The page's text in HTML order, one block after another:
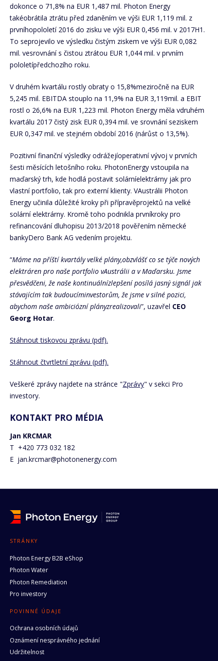
dokonce o 71,8% na EUR 1,487 mil. Photon Energy
takéobrátila ztrátu před zdaněním ve výši EUR 1,119 mil. z
prvníhopololetí 2016 do zisku ve výši EUR 0,456 mil. v 2017H1.
To seprojevilo ve výsledku čistým ziskem ve výši EUR 0,082
mil. vesrovnání s čistou ztrátou EUR 1,044 mil. v prvním
pololetípředchozího roku.
V druhém kvartálu rostly obraty o 15,8%meziročně na EUR
5,245 mil. EBITDA stouplo na 11,9% na EUR 3,119mil. a EBIT
rostl o 26,6% na EUR 1,223 mil. Photon Energy měla vdruhém
kvartálu 2017 čistý zisk EUR 0,394 mil. ve srovnání seziskem
EUR 0,347 mil. ve stejném období 2016 (nárůst o 13,5%).
Pozitivní finanční výsledky odrážejíoperativní vývoj v prvních
šesti měsících letošního roku. PhotonEnergy vstoupila na
maďarský trh, kde hodlá postavit solárníelektrárny jak pro
vlastní portfolio, tak pro externí klienty. VAustrálii Photon
Energy učinila důležité kroky při přípravěprojektů na velké
solární elektrárny. Kromě toho podnikla prvníkroky pro
refinancování dluhopisu 2013/2018 pověřením německé
bankyDero Bank AG vedením projektu.
“Máme na příští kvartály velké plány,obzvlášť co se týče nových
elektráren pro naše portfolio vAustrálii a v Maďarsku. Jsme
přesvědčeni, že naše kontinuálnízlepšení posílá jasný signál jak
stávajícím tak budoucíminvestorům, že jsme v silné pozici,
abychom naše ambiciózní plányzrealizovali”, uzavřel CEO
Georg Hotar.
Stáhnout tiskovou zprávu (pdf).
Stáhnout čtvrtletní zprávu (pdf).
Veškeré zprávy najdete na stránce "Zprávy" v sekci Pro
investory.
KONTAKT PRO MÉDIA
Jan KRCMAR
T +420 773 032 182
E jan.krcmar@photonenergy.com
STRÁNKY
Photon Energy B2B eShop
Photon Water
Photon Remediation
Pro investory
POVINNÉ ÚDAJE
Ochrana osobních údajů
Oznámení nesprávného jednání
Udržitelnost